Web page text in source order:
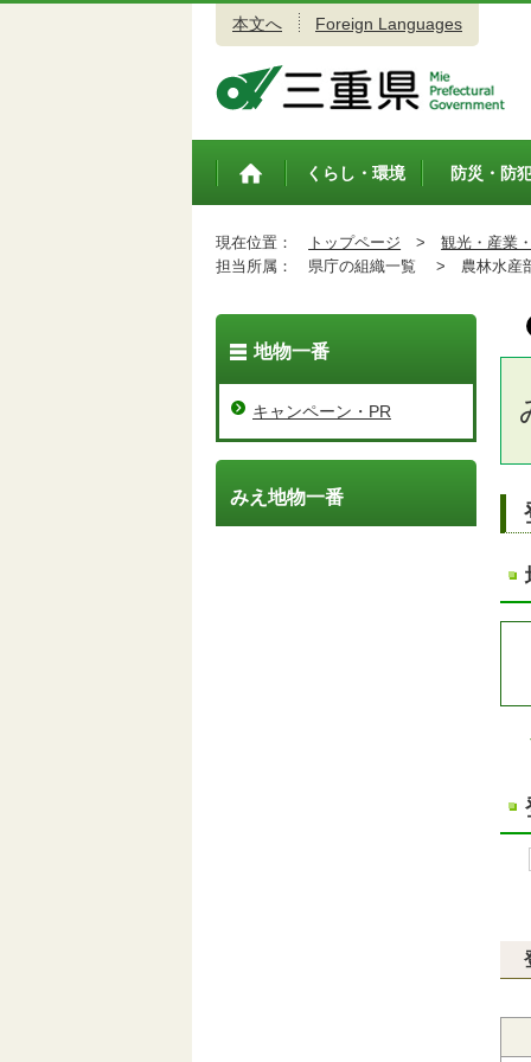
本文へ Foreign Languages
トップペ
くらし・環境 防災・防
現在位置： トップページ > 観光・産業
担当所属：
県庁の組織一覧 > 農林水
地物一番
キャンペーン・PR
みえ地物一番